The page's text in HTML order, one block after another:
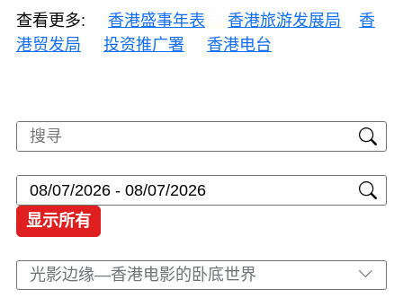
查看更多: 香港盛事年表 香港旅游发展局
香
港贸发局
投资推广署 香港电台
显示所有
光影边缘—香港电影的卧底世界